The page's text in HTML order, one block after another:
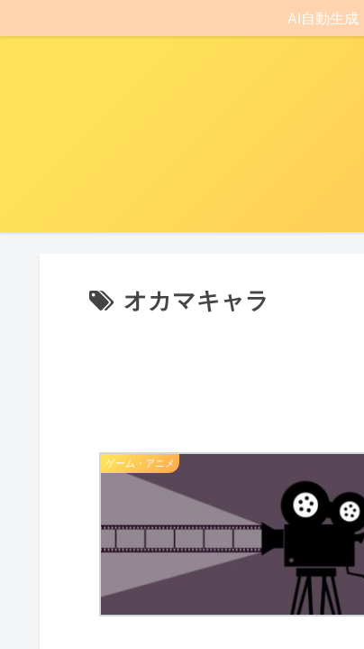
AI自動生成
オカマキャラ
ゲーム・アニメ